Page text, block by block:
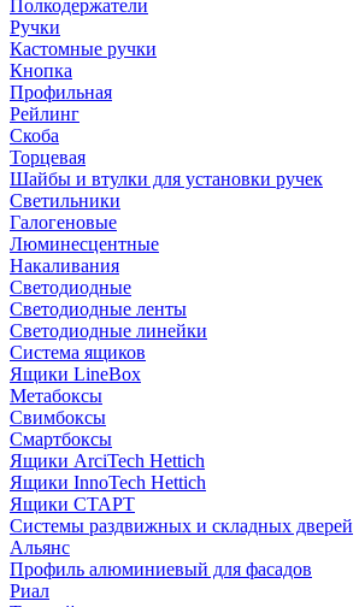
Полкодержатели
Ручки
Кастомные ручки
Кнопка
Профильная
Рейлинг
Скоба
Торцевая
Шайбы и втулки для установки ручек
Светильники
Галогеновые
Люминесцентные
Накаливания
Светодиодные
Светодиодные ленты
Светодиодные линейки
Система ящиков
Ящики LineBox
Метабоксы
Свимбоксы
Смартбоксы
Ящики ArciTech Hettich
Ящики InnoTech Hettich
Ящики СТАРТ
Системы раздвижных и складных дверей
Альянс
Профиль алюминиевый для фасадов
Риал